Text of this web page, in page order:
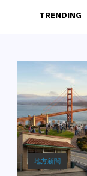
TRENDING
地方新聞